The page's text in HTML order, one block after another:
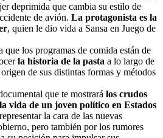
deprimida que cambia su estilo de
de avión. La protagonista es la
, quien le dio vida a Sansa en Juego de
que los programas de comida están de
la historia de la pasta a lo largo de
de sus distintas formas y métodos
que te mostrará los crudos
vida de un joven político en Estados
la cara de las nuevas
pero también por los rumores